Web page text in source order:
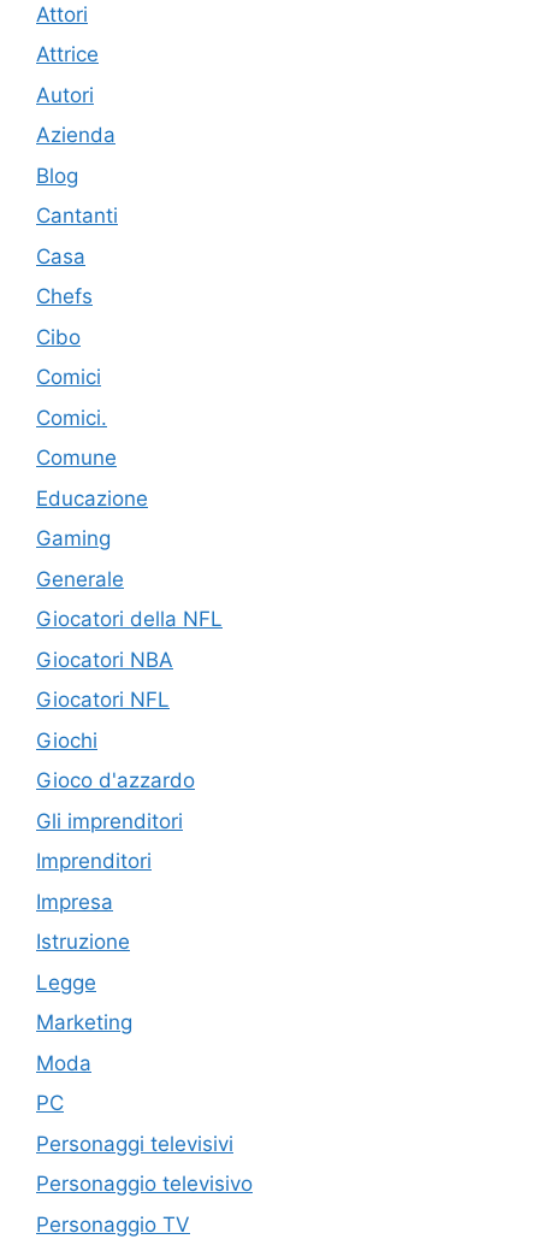
Attori
Attrice
Autori
Azienda
Blog
Cantanti
Casa
Chefs
Cibo
Comici
Comici.
Comune
Educazione
Gaming
Generale
Giocatori della NFL
Giocatori NBA
Giocatori NFL
Giochi
Gioco d'azzardo
Gli imprenditori
Imprenditori
Impresa
Istruzione
Legge
Marketing
Moda
PC
Personaggi televisivi
Personaggio televisivo
Personaggio TV